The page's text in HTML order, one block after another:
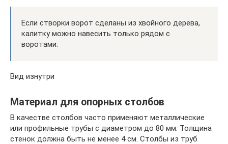
Если створки ворот сделаны из хвойного дерева,
калитку можно навесить только рядом с
воротами.
Вид изнутри
Материал для опорных столбов
В качестве столбов часто применяют металлические
или профильные трубы с диаметром до 80 мм. Толщина
стенок должна быть не менее 4 см. Столбы из труб